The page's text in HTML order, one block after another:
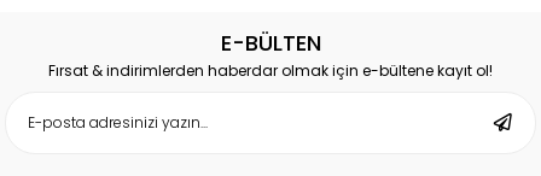
E-BÜLTEN
Fırsat & indirimlerden haberdar olmak için e-bültene kayıt ol!